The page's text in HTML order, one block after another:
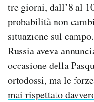
tre giorni, dall’8 al
probabilità non
situazione sul
Russia aveva
occasione della
ortodossi, ma le
mai rispettato